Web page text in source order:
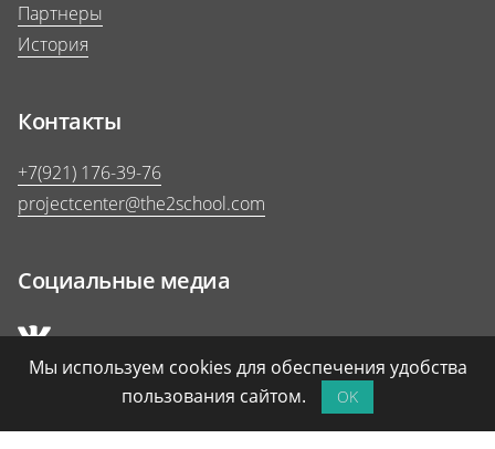
Партнеры
История
Контакты
+7(921) 176-39-76
projectcenter@the2school.com
Социальные медиа
Мы используем cookies для обеспечения удобства
пользования сайтом.
OK